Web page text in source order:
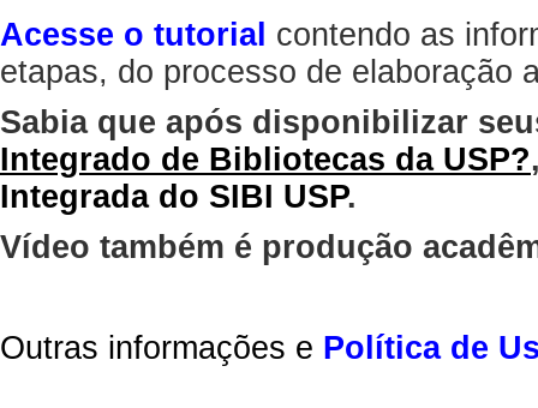
Acesse o tutorial contendo as
etapas, do processo de elaboração
Sabia que após disponibilizar
Integrado de Bibliotecas da USP?
Integrada do SIBI USP.
Vídeo também é produção
Outras informações e Política de